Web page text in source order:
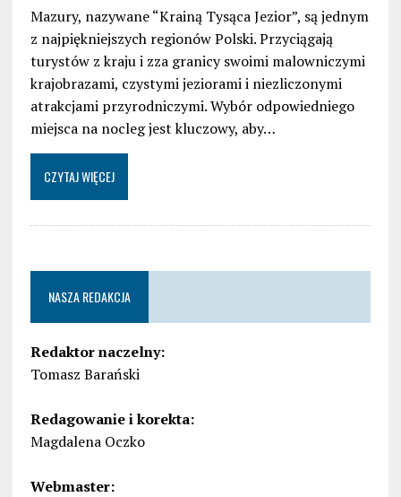
Mazury, nazywane “Krainą Tysąca Jezior”, są jednym
z najpiękniejszych regionów Polski. Przyciągają
turystów z kraju i zza granicy swoimi malowniczymi
krajobrazami, czystymi jeziorami i niezliczonymi
atrakcjami przyrodniczymi. Wybór odpowiedniego
miejsca na nocleg jest kluczowy, aby…
CZYTAJ WIĘCEJ
NASZA REDAKCJA
Redaktor naczelny:
Tomasz Barański
Redagowanie i korekta:
Magdalena Oczko
Webmaster: